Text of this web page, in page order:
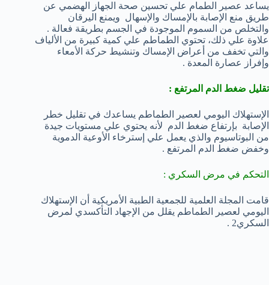
يساعد عصير الطمام علي تحسين صحة الجهاز الهضمي عن
طريق منع الإصابة بالإمساك والإسهال ويمنع اليرقان
والتخلص من السموم الموجودة في الجسم بطريقة فعالة .
علاوة علي ذلك، تحتوي الطماطم علي كمية كبيرة من الألياف
والتي تخفف من أعراض الإمساك وتنشيط حركة الأمعاء
وإفراز عصارة المعدة .
تقليل ضغط الدم المرتفع :
الإستهلاك اليومي لعصير الطماطم يساعدك في تقليل خطر
الإصابة بإرتفاع ضغط الدم لأنه يحتوي علي مستويات جيدة
من البوتاسيوم والذي يعمل علي إسترخاء الأوعية الدموية
وخفض ضغط الدم المرتفع .
التحكم في مرض السكري :
قامت المجلة العلمية للجمعية الطبية الأمريكية أن الإستهلاك
اليومي لعصير الطماطم يقلل من الإجهاد التأكسدي لمرض
السكري2 .